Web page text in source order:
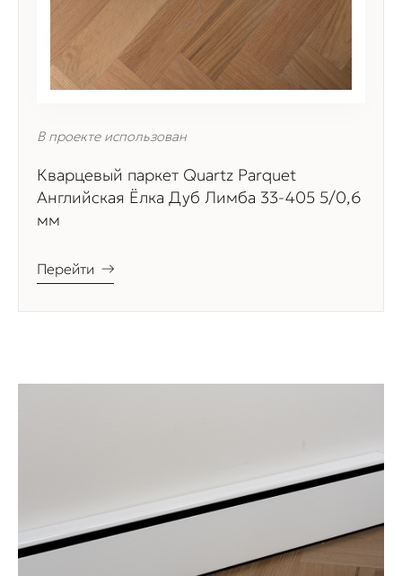
В проекте использован
Кварцевый паркет Quartz Parquet
Английская Ёлка Дуб Лимба 33-405 5/0,6
мм
Перейти →